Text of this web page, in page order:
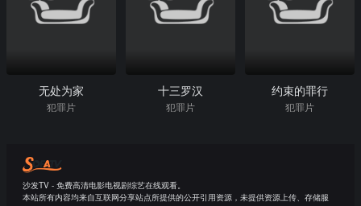
无处为家
犯罪片
十三罗汉
犯罪片
约束的罪行
犯罪片
沙发TV - 免费高清电影电视剧综艺在线观看。
本站所有内容均来自互联网分享站点所提供的公开引用资源，未提供资源上传、存储服